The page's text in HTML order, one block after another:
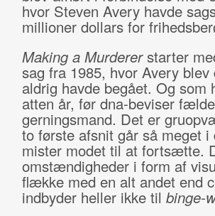
hvor Steven Avery havde
millioner dollars for
Making a Murdererstarter
sag fra 1985, hvor Avery
aldrig havde begået. Og
atten år, før dna-beviser
gerningsmand. Det er
to første afsnit går så meget
mister modet til at fortsætte.
omstændigheder i form af
flække med en alt andet end
indbyder heller ikke til binge-